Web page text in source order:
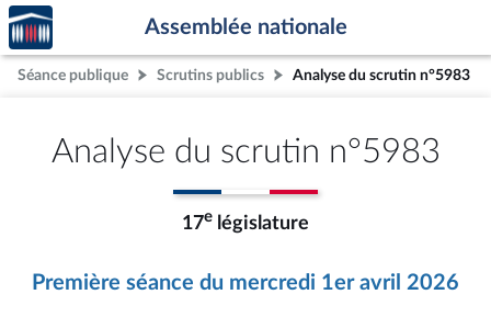
Aller au contenu
Aller en bas de la page
Accèder
à la
page
d'accueil
Assemblée nationale
Séance publique Scrutins publics Analyse du scrutin n°5983
Analyse du scrutin n°5983
17e législature
Première séance du mercredi 1er avril 2026